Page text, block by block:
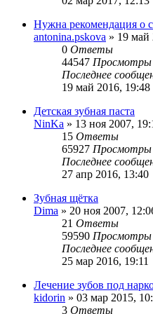
Нужна рекомендация о
antonina.pskova » 19 май
0 Ответы
44547 Просмотры
Последнее
19 май 2016, 19:48
Детская зубная паста
NinKa » 13 ноя 2007,
15 Ответы
65927 Просмотры
Последнее
27 апр 2016, 13:40
Зубная щётка
Dima » 20 ноя 2007,
21 Ответы
59590 Просмотры
Последнее
25 мар 2016, 19:11
Лечение зубов под
kidorin » 03 мар 2015,
3 Ответы